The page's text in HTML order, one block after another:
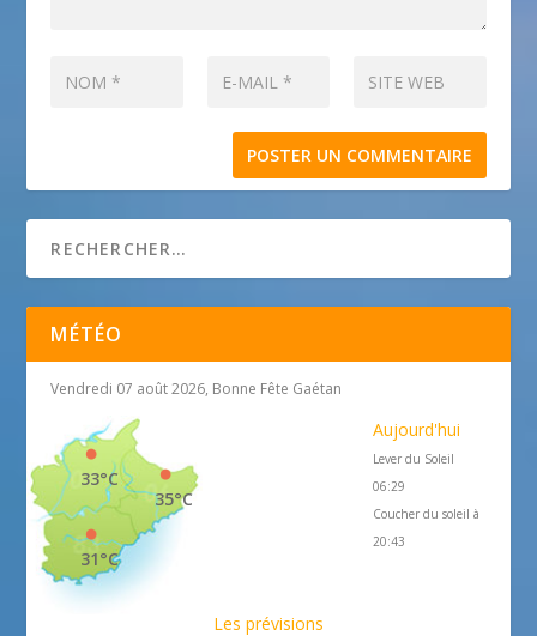
MÉTÉO
Vendredi 07 août 2026, Bonne Fête Gaétan
35°C
33°C
31°C
Aujourd'hui
Lever du Soleil
06:29
Coucher du soleil à
20:43
Les prévisions